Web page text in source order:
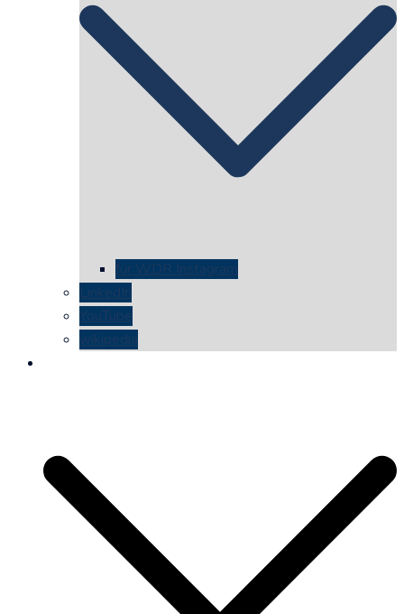
für WDR Instagram
LinkedIn
YouTube
wikipedia